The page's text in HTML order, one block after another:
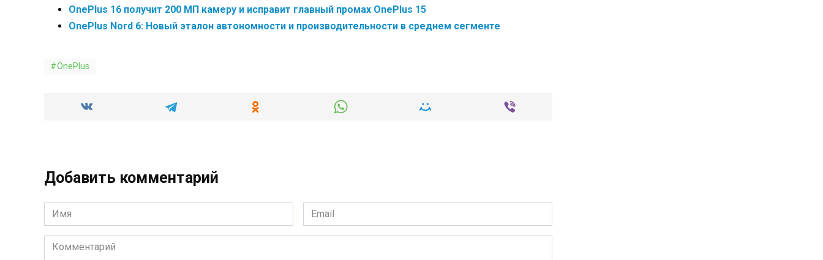
OnePlus 16 получит 200 МП камеру и исправит главный промах OnePlus 15
OnePlus Nord 6: Новый эталон автономности и производительности в среднем сегменте
OnePlus
Добавить комментарий
Имя
*
Email
*
Комментарий